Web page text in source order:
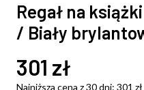
Regał na
/ Biały
301 zł
Najniższa cena z 30 dni: 301 zł